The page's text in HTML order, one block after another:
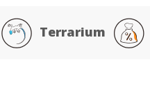
Terrarium